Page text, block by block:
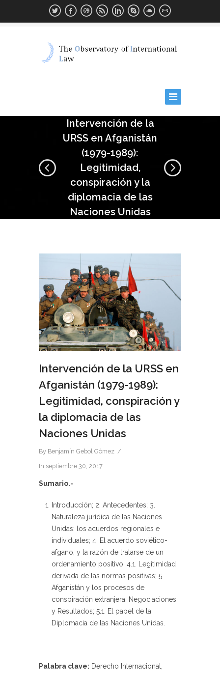
Intervención de la
URSS en Afganistán
(1979-1989):
Legitimidad,
conspiración y la
diplomacia de las
Naciones Unidas
Intervención de la URSS en
Afganistán (1979-1989):
Legitimidad, conspiración y
la diplomacia de las
Naciones Unidas
By Benjamín Gebol Gómez
In septiembre 30, 2017
Sumario.-
Introducción; 2. Antecedentes; 3.
Naturaleza jurídica de las Naciones
Unidas: los acuerdos regionales e
individuales; 4. El acuerdo soviético-
afgano, y la razón de tratarse de un
ordenamiento positivo; 4.1. Legitimidad
derivada de las normas positivas; 5.
Afganistán y los procesos de
conspiración extranjera. Negociaciones
y Resultados; 5.1. El papel de la
Diplomacia de las Naciones Unidas.
Palabra clave: Derecho Internacional,